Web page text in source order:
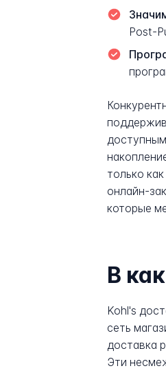
Post-
только
онлайн-
которые
В
Kohl's
сеть
доставка
Эти